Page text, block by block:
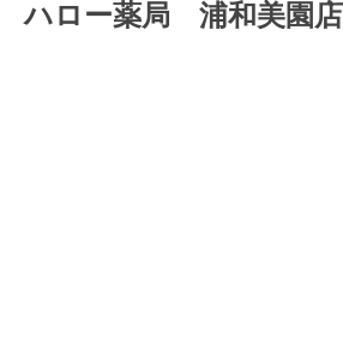
ハロー薬局 浦和美園店